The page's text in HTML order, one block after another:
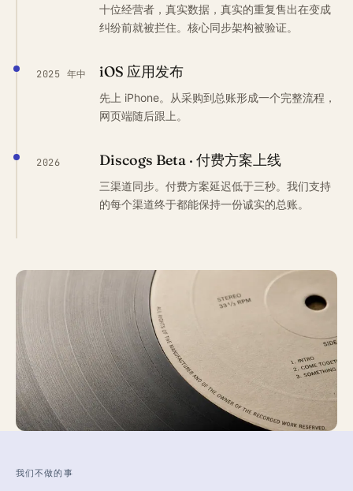
十位经营者，真实数据，真实的重复售出在变成
纠纷前就被拦住。核心同步架构被验证。
2025 年中 iOS 应用发布
先上 iPhone。从采购到总账形成一个完整流程，
网页端随后跟上。
2026 Discogs Beta · 付费方案上线
三渠道同步。付费方案延迟低于三秒。我们支持
的每个渠道终于都能保持一份诚实的总账。
我们不做的事